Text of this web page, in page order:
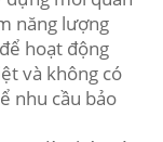
năng lượng
hoạt động
và không có
nhu cầu bảo